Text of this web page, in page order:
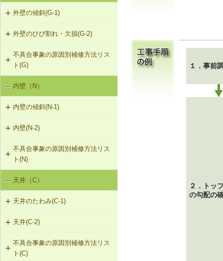
設
F-2-305 セルフレベリング材による
F-4-701 フローリングの張替え
床のたわみ（F-2）
床鳴り（F-3）
外壁の傾斜(G-1)
G-1-304 壁の打直し補修（耐力壁
等）
G-1-305 壁表層面の打直し補修
G-1-306 壁の構造スリットの補修
（非耐力壁）
外壁のひび割れ・欠損(G-2)
G-2-301 樹脂注入工法
G-2-302 Uカットシール材充填工法
G-2-303 シール工法
G-2-306 打直し工法
G-2-307 タイル張替え工法
G-2-308 アンカーピンニング工法
G-2-309 注入口付アンカーピンニン
グ工法
不具合事象の原因別補修方法リス
ト(G)
外壁の傾斜（G-1）
外壁のひび割れ・欠損（モルタル・
タイル張り）（G-2）
外壁のひび割れ・欠損（ALCパネ
ル）（G-2）
内壁（N）
内壁の傾斜(N-1)
N-1-001 下地材・仕上材の取替え
（内壁部）
内壁(N-2)
N-2-001 仕上材の張替え（内壁部）
不具合事象の原因別補修方法リス
ト(N)
内壁の傾斜（N-1）
天井（C）
天井のたわみ(C-1)
C-1-701 天井下地材・仕上材の張替
え
天井(C-2)
C-2-001 天井仕上材の張替え
不具合事象の原因別補修方法リス
ト(C)
１．事前
２．トッ
の勾配の